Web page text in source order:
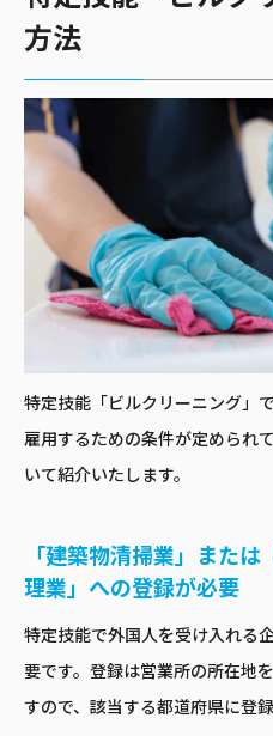
方法
特定技能「ビルクリーニング」
雇用するための条件が定められ
いて紹介いたします。
「建築物清掃業」また
理業」への登録が必要
特定技能で外国人を受け入れる
要です。登録は営業所の所在地
すので、該当する都道府県に登